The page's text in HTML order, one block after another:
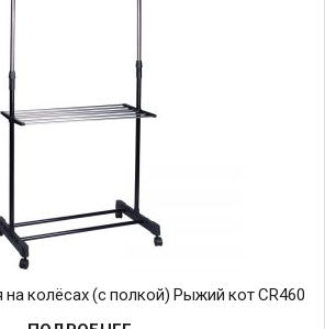
колёсах (с полкой) Рыжий кот CR460